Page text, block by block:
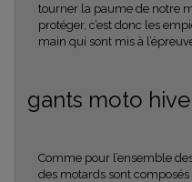
tourner la paume de notre
protéger, c’est donc les
main qui sont mis à
gants moto
Comme pour l’ensemble
des motards sont